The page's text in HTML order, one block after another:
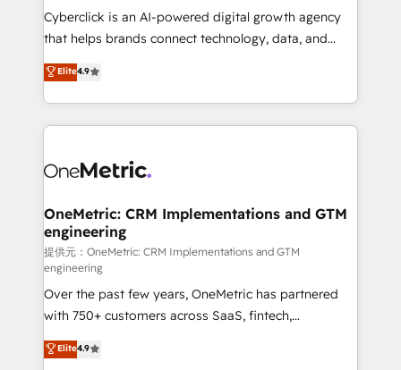
Cyberclick is an AI-powered digital growth agency
that helps brands connect technology, data, and
creativity to achieve measurable results. Founded in
Barcelona and operating across Spain, LATAM, and
the UK, we support global companies in building
smarter marketing, sales, and customer success
Iberia (Spain & Portugal), we combine human insight
growth. Our multidisciplinary team designs solutions
that simplify complexity, boost performance, and
turn innovation into real impact. 🌍 Highlights •
HubSpot Partner since 2012 • 2022 EMEA Impact
Award: Best Integration • 150+ successful HubSpot
projects • Clients in 30+ industries • Proprietary
technology for integrations • Multilingual team:
English, Spanish, Portuguese & Italian 👉 Grow
Elite4.9
OneMetric: CRM Implementations and GTM
engineering
提供元：OneMetric: CRM Implementations and GTM
engineering
Over the past few years, OneMetric has partnered
with 750+ customers across SaaS, fintech,
healthcare, real estate, and other industries. With
150+ HubSpot-certified experts, we deliver scalable
Elite4.9